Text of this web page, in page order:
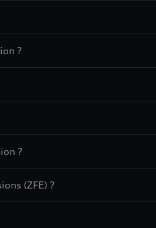
?
?
(ZFE) ?